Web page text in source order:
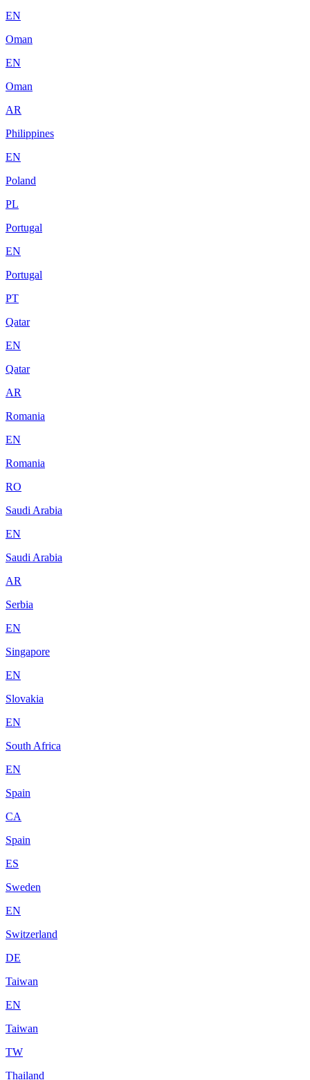
EN
Oman
EN
Oman
AR
Philippines
EN
Poland
PL
Portugal
EN
Portugal
PT
Qatar
EN
Qatar
AR
Romania
EN
Romania
RO
Saudi Arabia
EN
Saudi Arabia
AR
Serbia
EN
Singapore
EN
Slovakia
EN
South Africa
EN
Spain
CA
Spain
ES
Sweden
EN
Switzerland
DE
Taiwan
EN
Taiwan
TW
Thailand